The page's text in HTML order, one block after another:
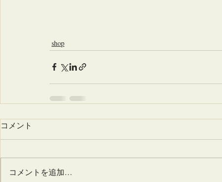
shop
コメント
コメントを追加…